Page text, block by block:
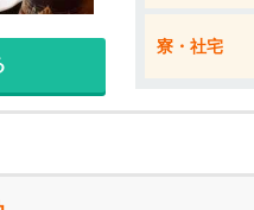
寮・社宅